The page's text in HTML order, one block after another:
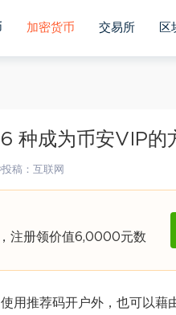
加密货币 交易所 区
种成为币安VIP的
投稿：互联网
注册领价值6,0000元数
用推荐码开户外，也可以藉